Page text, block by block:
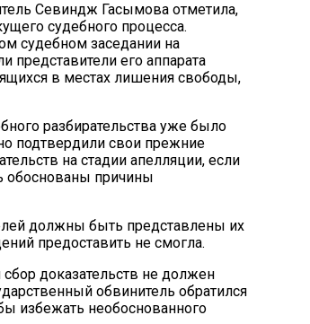
Севиндж Гасымова отметила,
судебного процесса.
судебном заседании на
представители его аппарата
в местах лишения свободы,
разбирательства уже было
подтвердили свои прежние
на стадии апелляции, если
обоснованы причины
должны быть представлены их
предоставить не смогла.
доказательств не должен
обвинитель обратился
избежать необоснованного